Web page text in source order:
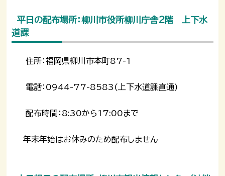
平日の配布場所：柳川市役所柳川庁舎2階 上下水
道課
住所：福岡県柳川市本町87-1
電話：0944-77-8583(上下水道課直通)
配布時間：8:30から17:00まで
年末年始はお休みのため配布しません